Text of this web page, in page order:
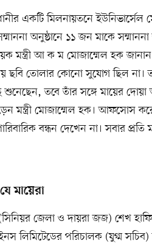
একটি মিলনায়তনে
অনুষ্ঠানে ১১ জন মাকে
মন্ত্রী আ ক ম মোজাম্মেল হক
ছবি তোলার কোনো সুযোগ ছিল না।
শুনেছেন, তবে তাঁর সঙ্গে মায়ের
মন্ত্রী মোজাম্মেল হক। আফসোস
বন্ধন দেখেন না। সবার
মায়েরা
জেলা ও দায়রা জজ) শেখ
লিমিটেডের পরিচালক (যুগ্ম